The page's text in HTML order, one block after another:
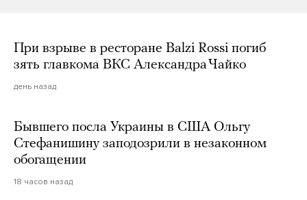
При взрыве в ресторане Balzi Rossi погиб
зять главкома ВКС Александра Чайко
день назад
Бывшего посла Украины в США Ольгу
Стефанишину заподозрили в незаконном
обогащении
18 часов назад